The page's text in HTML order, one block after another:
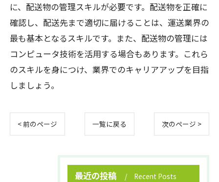
に、配送物の管理スキルが必要です。配送物を正確に
確認し、配送先まで適切に届けることは、運送業界の
最も基本となるスキルです。また、配送物の管理には
コンピュータ技術を活用する場合もあります。これら
のスキルを身につけ、業界でのキャリアアップを目指
しましょう。
< 前のページ 一覧に戻る 次のページ >
最近の投稿 Recent Posts